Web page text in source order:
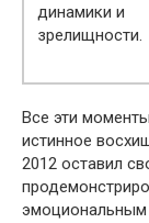
динамики и
зрелищности.
Все эти
истинное
2012 оставил